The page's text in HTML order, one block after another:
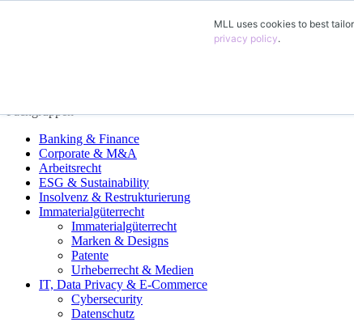
MLL uses cookies to best
privacy policy.
Fachgruppen
Banking & Finance
Corporate & M&A
Arbeitsrecht
ESG & Sustainability
Insolvenz & Restrukturierung
Immaterialgüterrecht
Immaterialgüterrecht
Marken & Designs
Patente
Urheberrecht & Medien
IT, Data Privacy & E-Commerce
Cybersecurity
Datenschutz